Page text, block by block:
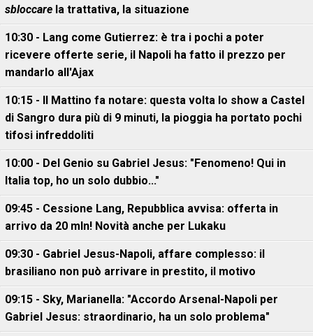
sbloccare la trattativa, la situazione
10:30 - Lang come Gutierrez: è tra i pochi a poter
ricevere offerte serie, il Napoli ha fatto il prezzo per
mandarlo all'Ajax
10:15 - Il Mattino fa notare: questa volta lo show a Castel
di Sangro dura più di 9 minuti, la pioggia ha portato pochi
tifosi infreddoliti
10:00 - Del Genio su Gabriel Jesus: "Fenomeno! Qui in
Italia top, ho un solo dubbio..."
09:45 - Cessione Lang, Repubblica avvisa: offerta in
arrivo da 20 mln! Novità anche per Lukaku
09:30 - Gabriel Jesus-Napoli, affare complesso: il
brasiliano non può arrivare in prestito, il motivo
09:15 - Sky, Marianella: "Accordo Arsenal-Napoli per
Gabriel Jesus: straordinario, ha un solo problema"